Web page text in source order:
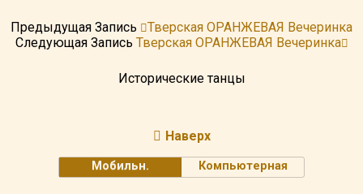
Предыдущая Запись
Тверская ОРАНЖЕВАЯ Вечеринка
Следующая Запись Тверская ОРАНЖЕВАЯ Вечеринка
Исторические танцы
Наверх
Мобильн. Компьютерная